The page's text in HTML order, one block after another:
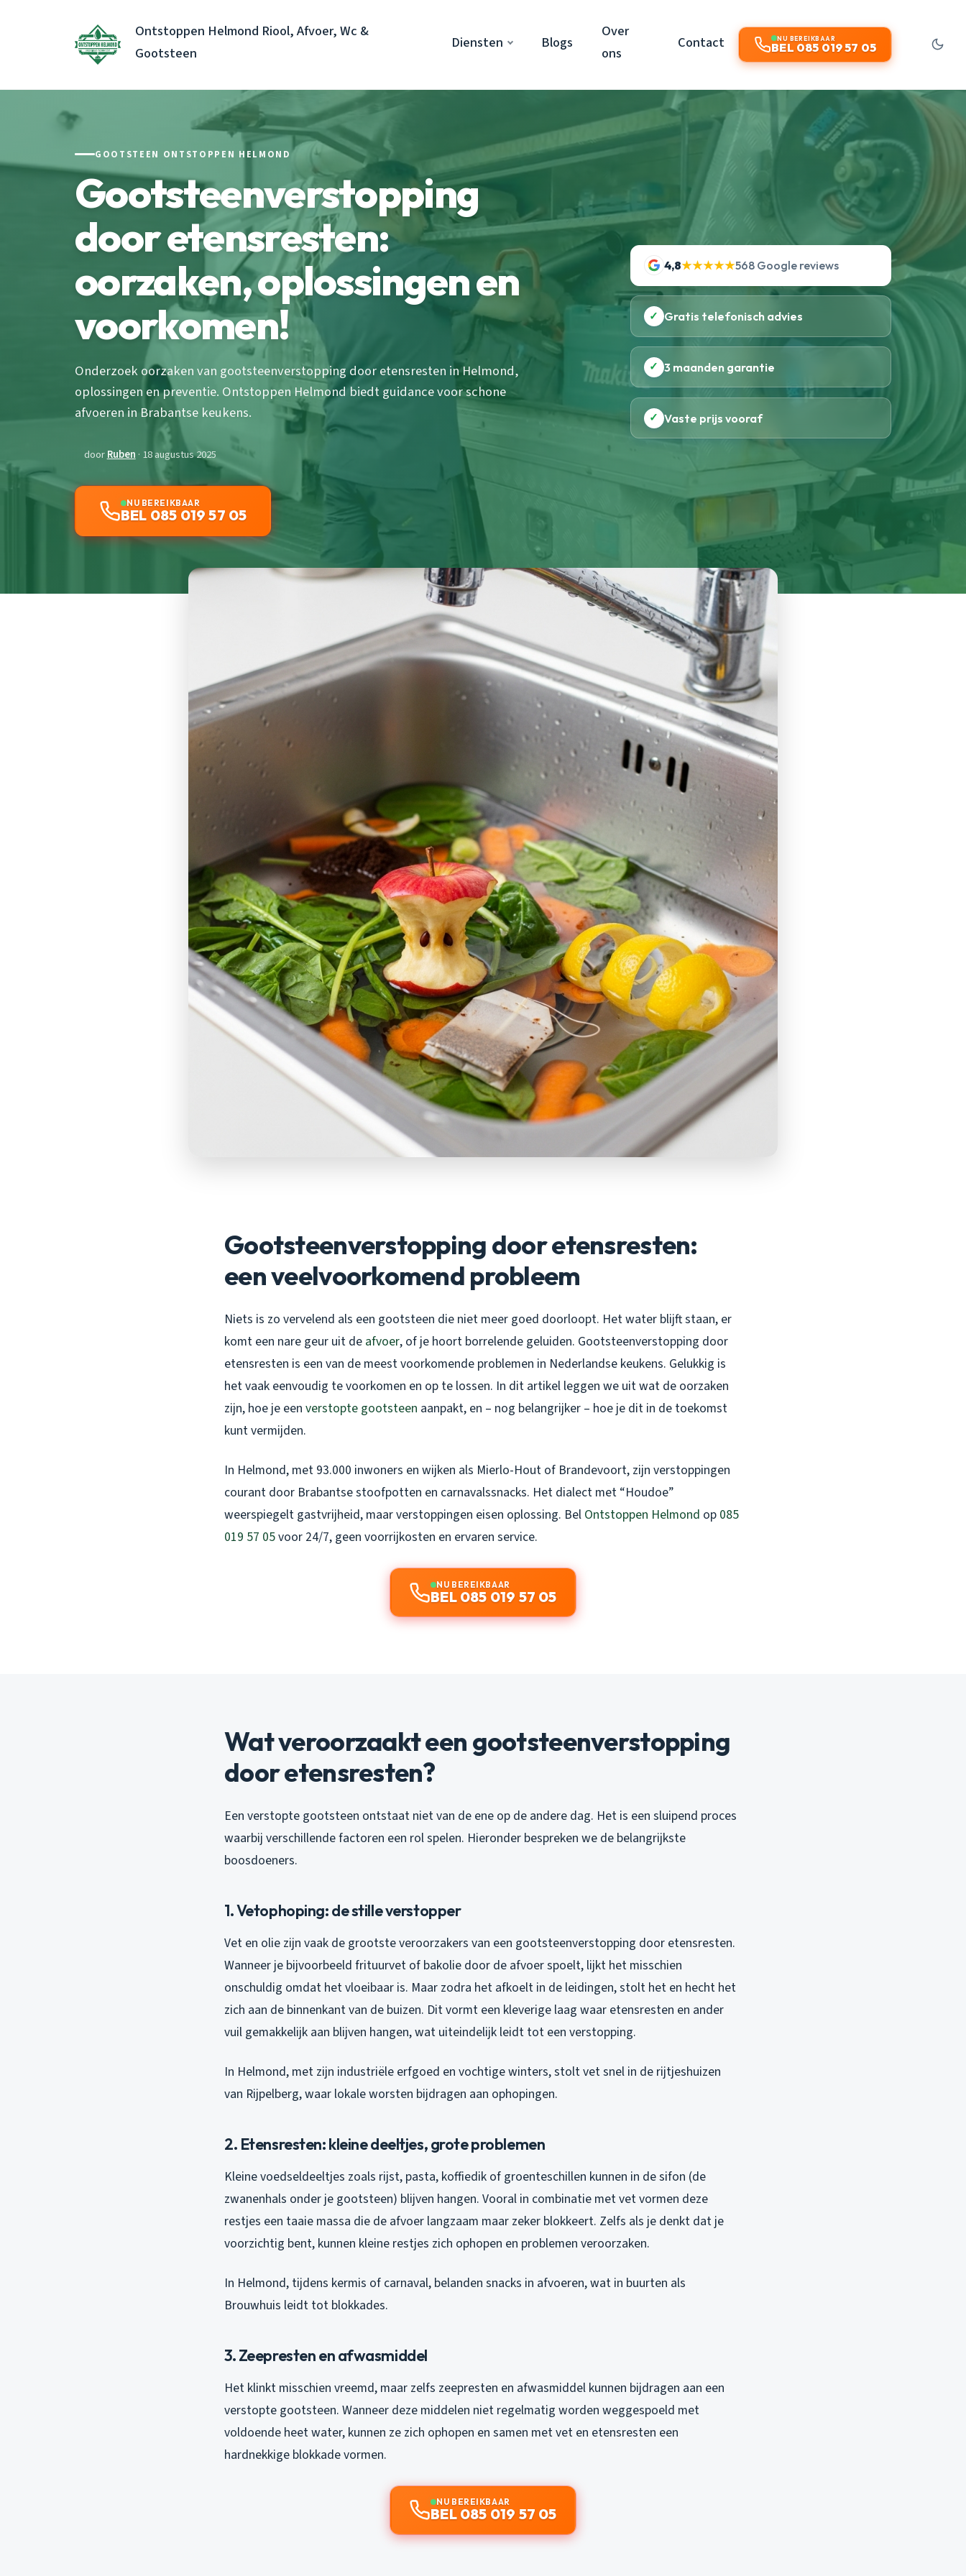
Ontstoppen Helmond Riool, Afvoer, Wc &
Gootsteen
Diensten Blogs
Over
ons
Contact NU BEREIKBAAR
BEL 085 019 57 05
GOOTSTEEN ONTSTOPPEN HELMOND
Gootsteenverstopping
door etensresten:
oorzaken, oplossingen en
voorkomen!
Onderzoek oorzaken van gootsteenverstopping door etensresten in Helmond,
oplossingen en preventie. Ontstoppen Helmond biedt guidance voor schone
afvoeren in Brabantse keukens.
doorRuben · 18 augustus 2025
NU BEREIKBAAR
BEL 085 019 57 05
4,8★★★★★568 Google reviews
✓ Gratis telefonisch advies
✓ 3 maanden garantie
✓ Vaste prijs vooraf
Gootsteenverstopping door etensresten:
een veelvoorkomend probleem
Niets is zo vervelend als een gootsteen die niet meer goed doorloopt. Het water blijft staan, er
komt een nare geur uit de afvoer, of je hoort borrelende geluiden. Gootsteenverstopping door
etensresten is een van de meest voorkomende problemen in Nederlandse keukens. Gelukkig is
het vaak eenvoudig te voorkomen en op te lossen. In dit artikel leggen we uit wat de oorzaken
zijn, hoe je een verstopte gootsteen aanpakt, en – nog belangrijker – hoe je dit in de toekomst
kunt vermijden.
In Helmond, met 93.000 inwoners en wijken als Mierlo-Hout of Brandevoort, zijn verstoppingen
courant door Brabantse stoofpotten en carnavalssnacks. Het dialect met “Houdoe”
weerspiegelt gastvrijheid, maar verstoppingen eisen oplossing. Bel Ontstoppen Helmond op 085
019 57 05voor 24/7, geen voorrijkosten en ervaren service.
NU BEREIKBAAR
BEL 085 019 57 05
Wat veroorzaakt een gootsteenverstopping
door etensresten?
Een verstopte gootsteen ontstaat niet van de ene op de andere dag. Het is een sluipend proces
waarbij verschillende factoren een rol spelen. Hieronder bespreken we de belangrijkste
boosdoeners.
1. Vetophoping: de stille verstopper
Vet en olie zijn vaak de grootste veroorzakers van een gootsteenverstopping door etensresten.
Wanneer je bijvoorbeeld frituurvet of bakolie door de afvoer spoelt, lijkt het misschien
onschuldig omdat het vloeibaar is. Maar zodra het afkoelt in de leidingen, stolt het en hecht het
zich aan de binnenkant van de buizen. Dit vormt een kleverige laag waar etensresten en ander
vuil gemakkelijk aan blijven hangen, wat uiteindelijk leidt tot een verstopping.
In Helmond, met zijn industriële erfgoed en vochtige winters, stolt vet snel in de rijtjeshuizen
van Rijpelberg, waar lokale worsten bijdragen aan ophopingen.
2. Etensresten: kleine deeltjes, grote problemen
Kleine voedseldeeltjes zoals rijst, pasta, koffiedik of groenteschillen kunnen in de sifon (de
zwanenhals onder je gootsteen) blijven hangen. Vooral in combinatie met vet vormen deze
restjes een taaie massa die de afvoer langzaam maar zeker blokkeert. Zelfs als je denkt dat je
voorzichtig bent, kunnen kleine restjes zich ophopen en problemen veroorzaken.
In Helmond, tijdens kermis of carnaval, belanden snacks in afvoeren, wat in buurten als
Brouwhuis leidt tot blokkades.
3. Zeepresten en afwasmiddel
Het klinkt misschien vreemd, maar zelfs zeepresten en afwasmiddel kunnen bijdragen aan een
verstopte gootsteen. Wanneer deze middelen niet regelmatig worden weggespoeld met
voldoende heet water, kunnen ze zich ophopen en samen met vet en etensresten een
hardnekkige blokkade vormen.
NU BEREIKBAAR
BEL 085 019 57 05